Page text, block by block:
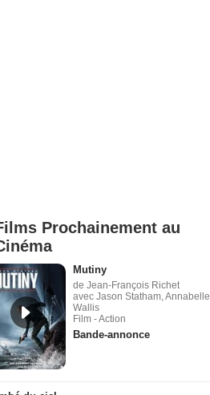
Prochainement au
Mutiny
de Jean-François Richet
avec Jason Statham, Annabelle
Wallis
Film - Action
Bande-annonce